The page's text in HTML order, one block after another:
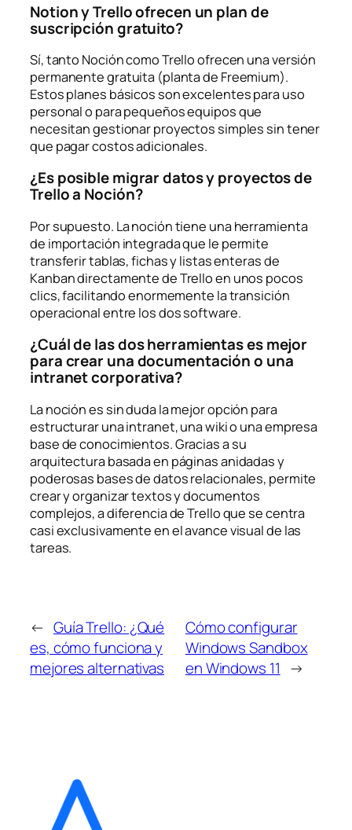
Notion y Trello ofrecen un plan de
suscripción gratuito?
Sí, tanto Noción como Trello ofrecen una versión
permanente gratuita (planta de Freemium).
Estos planes básicos son excelentes para uso
personal o para pequeños equipos que
necesitan gestionar proyectos simples sin tener
que pagar costos adicionales.
¿Es posible migrar datos y proyectos de
Trello a Noción?
Por supuesto. La noción tiene una herramienta
de importación integrada que le permite
transferir tablas, fichas y listas enteras de
Kanban directamente de Trello en unos pocos
clics, facilitando enormemente la transición
operacional entre los dos software.
¿Cuál de las dos herramientas es mejor
para crear una documentación o una
intranet corporativa?
La noción es sin duda la mejor opción para
estructurar una intranet, una wiki o una empresa
base de conocimientos. Gracias a su
arquitectura basada en páginas anidadas y
poderosas bases de datos relacionales, permite
crear y organizar textos y documentos
complejos, a diferencia de Trello que se centra
casi exclusivamente en el avance visual de las
tareas.
← Guía Trello: ¿Qué
es, cómo funciona y
mejores alternativas
Cómo configurar
Windows Sandbox
en Windows 11 →